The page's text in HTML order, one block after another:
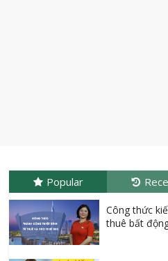
Popular
Công thức
thuê bất